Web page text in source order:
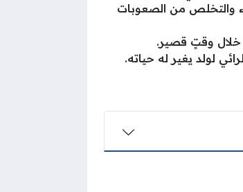
والتخلص من الصعوبات
خلال وقتٍ قصير.
لولد يغير له حياته.